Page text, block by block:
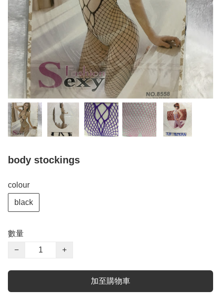
body stockings
colour
black
數量
−
+
加至購物車